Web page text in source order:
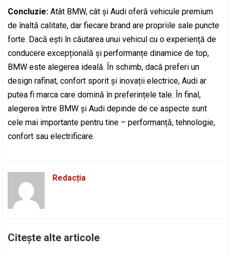
Concluzie: Atât BMW, cât și Audi oferă vehicule premium
de înaltă calitate, dar fiecare brand are propriile sale puncte
forte. Dacă ești în căutarea unui vehicul cu o experiență de
conducere excepțională și performanțe dinamice de top,
BMW este alegerea ideală. În schimb, dacă preferi un
design rafinat, confort sporit și inovații electrice, Audi ar
putea fi marca care domină în preferințele tale. În final,
alegerea între BMW și Audi depinde de ce aspecte sunt
cele mai importante pentru tine – performanță, tehnologie,
confort sau electrificare.
Redacția
Citește alte articole